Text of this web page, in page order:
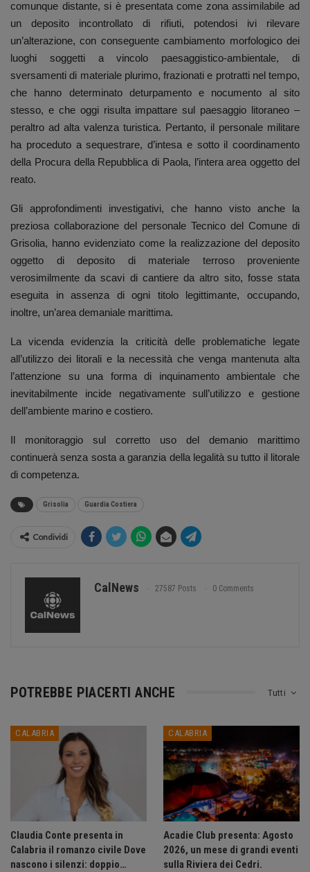
comunque distante, si è presentata come zona assimilabile ad
un deposito incontrollato di rifiuti, potendosi ivi rilevare
un’alterazione, con conseguente cambiamento morfologico dei
luoghi soggetti a vincolo paesaggistico-ambientale, di
sversamenti di materiale plurimo, frazionati e protratti nel tempo,
che hanno determinato deturpamento e nocumento al sito
stesso, e che oggi risulta impattare sul paesaggio litoraneo –
peraltro ad alta valenza turistica. Pertanto, il personale militare
ha proceduto a sequestrare, d’intesa e sotto il coordinamento
della Procura della Repubblica di Paola, l’intera area oggetto del
reato.
Gli approfondimenti investigativi, che hanno visto anche la
preziosa collaborazione del personale Tecnico del Comune di
Grisolia, hanno evidenziato come la realizzazione del deposito
oggetto di deposito di materiale terroso proveniente
verosimilmente da scavi di cantiere da altro sito, fosse stata
eseguita in assenza di ogni titolo legittimante, occupando,
inoltre, un’area demaniale marittima.
La vicenda evidenzia la criticità delle problematiche legate
all’utilizzo dei litorali e la necessità che venga mantenuta alta
l’attenzione su una forma di inquinamento ambientale che
inevitabilmente incide negativamente sull’utilizzo e gestione
dell’ambiente marino e costiero.
Il monitoraggio sul corretto uso del demanio marittimo
continuerà senza sosta a garanzia della legalità su tutto il litorale
di competenza.
Grisolia Guardia Costiera
Condividi
CalNews 27587 Posts 0 Comments
Tutti
POTREBBE PIACERTI ANCHE
CALABRIA
Claudia Conte presenta in
Calabria il romanzo civile Dove
nascono i silenzi: doppio…
CALABRIA
Acadie Club presenta: Agosto
2026, un mese di grandi eventi
sulla Riviera dei Cedri.